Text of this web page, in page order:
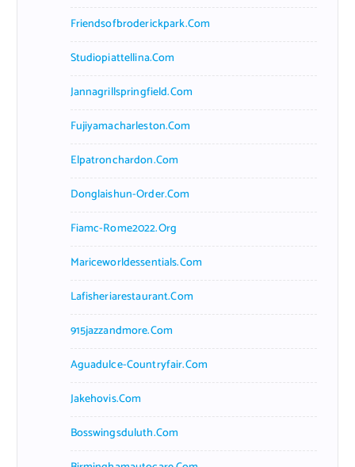
Friendsofbroderickpark.com
Studiopiattellina.com
Jannagrillspringfield.com
Fujiyamacharleston.com
Elpatronchardon.com
Donglaishun-Order.com
Fiamc-Rome2022.org
Mariceworldessentials.com
Lafisheriarestaurant.com
915jazzandmore.com
Aguadulce-Countryfair.com
Jakehovis.com
Bosswingsduluth.com